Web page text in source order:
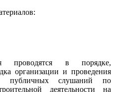
проводятся в порядке,
организации и проведения
публичных слушаний по
деятельности на